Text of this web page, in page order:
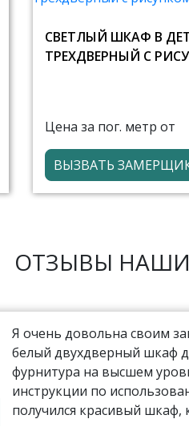
СВЕТЛЫЙ ШКАФ В
ТРЕХДВЕРНЫЙ С
Цена за пог. метр от
ВЫЗВАТЬ
ОТЗЫВЫ
Я очень довольна своим
белый двухдверный шкаф
фурнитура на высшем
инструкции по
получился красивый